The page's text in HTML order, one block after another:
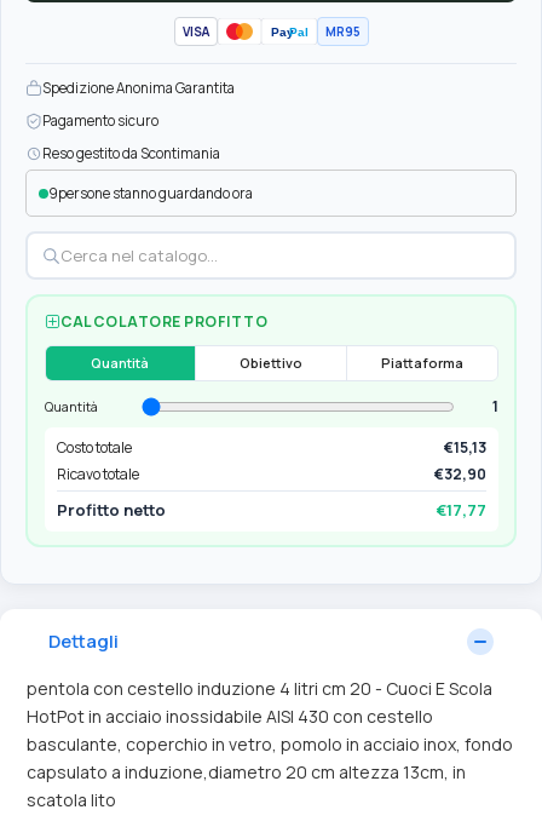
VISA PayPal MR95
Spedizione Anonima Garantita
Pagamento sicuro
Reso gestito da Scontimania
9persone stanno guardando ora
CALCOLATORE PROFITTO
Quantità Obiettivo Piattaforma
Quantità
1
Costo totale
€15,13
Ricavo totale
€32,90
Profitto netto €17,77
Dettagli
pentola con cestello induzione 4 litri cm 20 - Cuoci E Scola
HotPot in acciaio inossidabile AISI 430 con cestello
basculante, coperchio in vetro, pomolo in acciaio inox, fondo
capsulato a induzione,diametro 20 cm altezza 13cm, in
scatola lito